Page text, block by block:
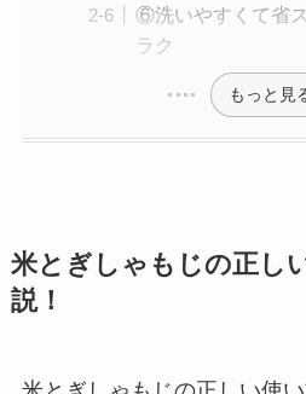
⑥洗いやすくて省
ラク
もっと見
米とぎしゃもじの正し
説！